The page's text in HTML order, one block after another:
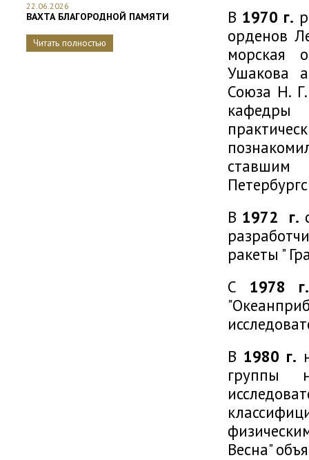
22.06.2026
ВАХТА БЛАГОРОДНОЙ ПАМЯТИ
Читать полностью
В 1970 г.
орденов
морская
Ушакова
Союза Н.
В 1972 г.
ракеты "
С 1978 г.
В 1980 г.
группы
Весна"